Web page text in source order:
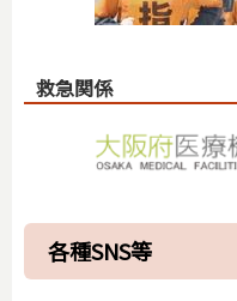
救急関係
各種SNS等